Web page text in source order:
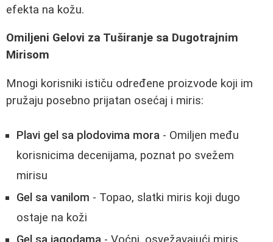
efekta na kožu.
Omiljeni Gelovi za Tuširanje sa Dugotrajnim
Mirisom
Mnogi korisniki ističu određene proizvode koji im
pružaju posebno prijatan osećaj i miris:
Plavi gel sa plodovima mora - Omiljen među
korisnicima decenijama, poznat po svežem
mirisu
Gel sa vanilom - Topao, slatki miris koji dugo
ostaje na koži